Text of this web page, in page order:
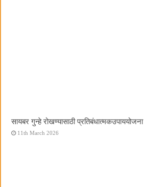
सायबर गुन्हे रोखण्यासाठी
11th March 2026